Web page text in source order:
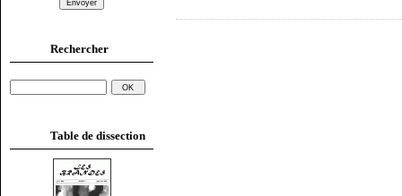
Rechercher
Table de dissection